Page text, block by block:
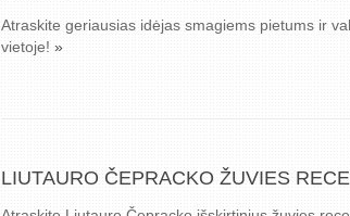
Atraskite geriausias idėjas smagiems pietums ir
vietoje! »
LIUTAURO ČEPRACKO ŽUVIES